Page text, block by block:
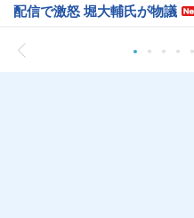
配信で激怒 堀大輔氏が物議